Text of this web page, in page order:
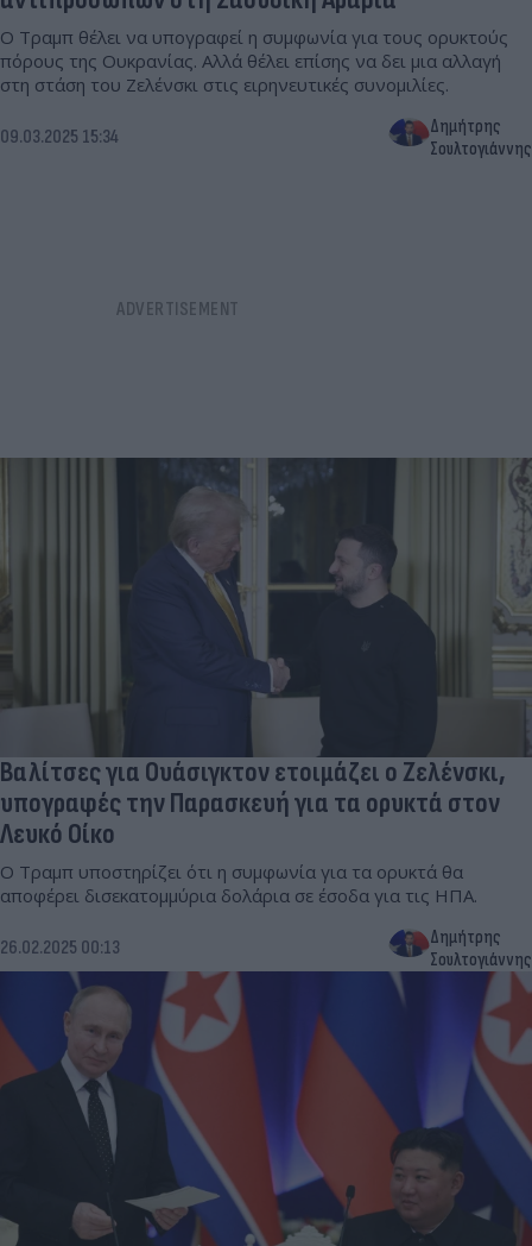
Ο Τραμπ θέλει να υπογραφεί η συμφωνία για τους ορυκτούς
πόρους της Ουκρανίας. Αλλά θέλει επίσης να δει μια αλλαγή
στη στάση του Ζελένσκι στις ειρηνευτικές συνομιλίες.
09.03.2025 15:34
Δημήτρης
Σουλτογιάννης
Βαλίτσες για Ουάσιγκτον ετοιμάζει ο Ζελένσκι,
υπογραφές την Παρασκευή για τα ορυκτά στον
Λευκό Οίκο
Ο Τραμπ υποστηρίζει ότι η συμφωνία για τα ορυκτά θα
αποφέρει δισεκατομμύρια δολάρια σε έσοδα για τις ΗΠΑ.
26.02.2025 00:13
Δημήτρης
Σουλτογιάννης